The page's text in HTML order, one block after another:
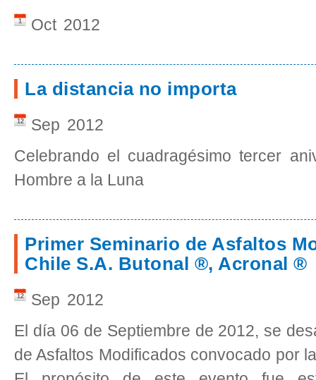
Oct
1 2012
La distancia no importa
Sep
12
2012
Celebrando el cuadragésimo tercer
Hombre a la Luna
Primer Seminario de Asfaltos
Chile S.A. Butonal ®, Acronal ®
Sep
12
2012
El día 06 de Septiembre de 2012, se
de Asfaltos Modificados convocado por